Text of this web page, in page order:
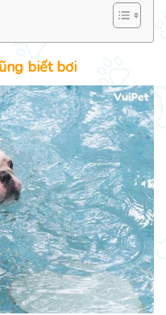
biết bơi